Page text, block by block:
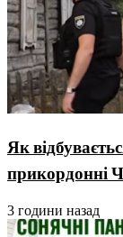
Як
прикордонні
3 години назад